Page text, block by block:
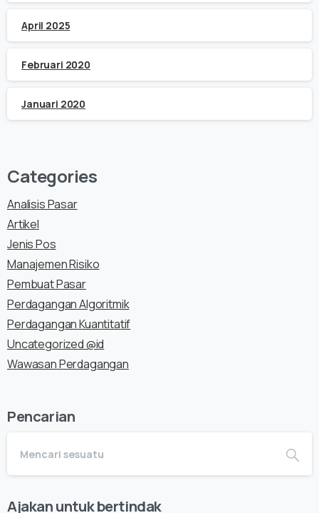
April 2025
Februari 2020
Januari 2020
Categories
Analisis Pasar
Artikel
Jenis Pos
Manajemen Risiko
Pembuat Pasar
Perdagangan Algoritmik
Perdagangan Kuantitatif
Uncategorized @id
Wawasan Perdagangan
Pencarian
Ajakan untuk bertindak